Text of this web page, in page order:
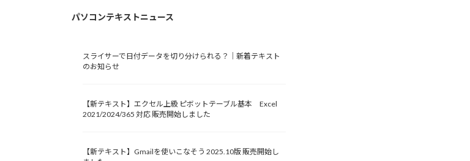
パソコンテキストニュース
スライサーで日付データを切り分けられる？｜新着テキスト
のお知らせ
【新テキスト】エクセル上級 ピボットテーブル基本 Excel
2021/2024/365 対応 販売開始しました
【新テキスト】Gmailを使いこなそう 2025.10版 販売開始し